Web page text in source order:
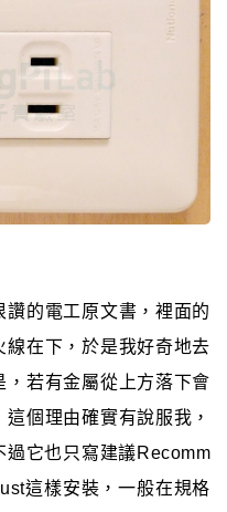
的電工原文書，裡面的
在下，於是我好奇地去
若有金屬從上方落下會
個理由確實有說服我，
過它也只寫建議Recomm
這樣安裝，一般在規格